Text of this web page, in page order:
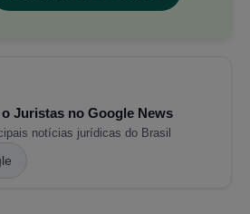
Juristas no Google News
notícias jurídicas do Brasil